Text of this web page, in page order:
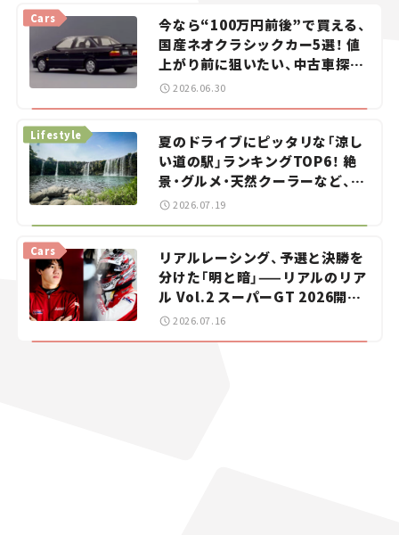
今なら“100万円前後”で買える、
国産ネオクラシックカー5選！ 値
上がり前に狙いたい、中古車探し
をお手伝い――ちょっとイケてるマ
イカー選び #02
Cars
2026.06.30
夏のドライブにピッタリな「涼し
い道の駅」ランキングTOP6！ 絶
景・グルメ・天然クーラーなど、避
暑におすすめのスポットを紹介
Lifestyle
2026.07.19
リアルレーシング、予選と決勝を
分けた「明と暗」——リアルのリア
ル Vol.2 スーパーGT 2026開幕
戦 岡山国際サーキット
Cars
2026.07.16